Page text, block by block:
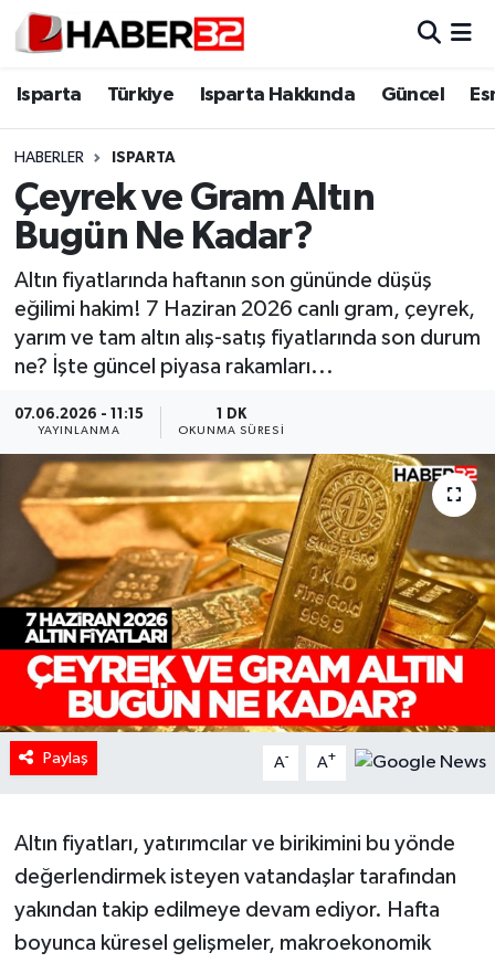
Isparta Türkiye Isparta Hakkında Güncel
HABERLER ISPARTA
Çeyrek ve Gram Altın
Bugün Ne Kadar?
Altın fiyatlarında haftanın son gününde düşüş
eğilimi hakim! 7 Haziran 2026 canlı gram, çeyrek,
yarım ve tam altın alış-satış fiyatlarında son durum
ne? İşte güncel piyasa rakamları...
07.06.2026 - 11:15
YAYINLANMA
1 DK
OKUNMA SÜRESI
Paylaş A- A+
Altın fiyatları, yatırımcılar ve birikimini bu yönde
değerlendirmek isteyen vatandaşlar tarafından
yakından takip edilmeye devam ediyor. Hafta
boyunca küresel gelişmeler, makroekonomik
Isparta
Esnaf Diyor ki;
ASAYİŞ
BİLİM VE TEKNOLOJİ
EĞİTİM
GENEL
Güncel
HABERDE İNSAN
İlginç
KÜLTÜR SANAT
MAGAZİN
Oyun
RESMİ İLANLAR
Isparta Nöbetçi Eczaneler
Isparta Trafik Yoğunluk Haritası
Süper Lig Puan Durumu ve Fikstür
Tüm Manşetler
Son Dakika Haberleri
Haber Arşivi